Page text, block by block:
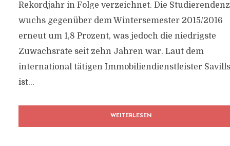
Rekordjahr in Folge verzeichnet. Die
wuchs gegenüber dem Wintersemester 2015/2016
erneut um 1,8 Prozent, was jedoch die niedrigste
Zuwachsrate seit zehn Jahren war. Laut dem
international tätigen Immobiliendienstleister Savills
ist...
WEITERLESEN